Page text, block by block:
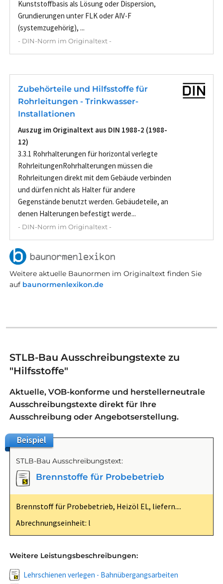
Kunststoffbasis als Lösung oder Dispersion,
Grundierungen unter FLK oder AIV-F
(systemzugehörig), ...
- DIN-Norm im Originaltext -
Zubehörteile und Hilfsstoffe für
Rohrleitungen - Trinkwasser-
Installationen
Auszug im Originaltext aus DIN 1988-2 (1988-
12)
3.3.1 Rohrhalterungen für horizontal verlegte
RohrleitungenRohrhalterungen müssen die
Rohrleitungen direkt mit dem Gebäude verbinden
und dürfen nicht als Halter für andere
Gegenstände benutzt werden. Gebäudeteile, an
denen Halterungen befestigt werde...
- DIN-Norm im Originaltext -
Weitere aktuelle Baunormen im Originaltext finden Sie
auf baunormenlexikon.de
STLB-Bau Ausschreibungstexte zu
"Hilfsstoffe"
Aktuelle, VOB-konforme und herstellerneutrale
Ausschreibungstexte direkt für Ihre
Ausschreibung oder Angebotserstellung.
Beispiel
STLB-Bau Ausschreibungstext:
Brennstoffe für Probebetrieb
Brennstoff für Probebetrieb, Heizöl EL, liefern....
Abrechnungseinheit: l
Weitere Leistungsbeschreibungen:
Lehrschienen verlegen - Bahnübergangsarbeiten